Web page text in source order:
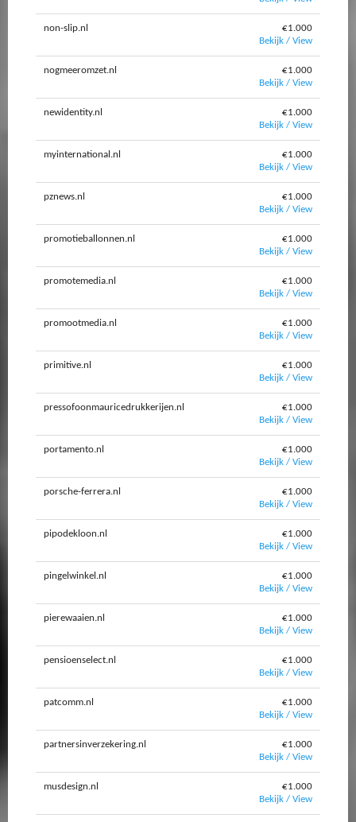
non-slip.nl
€1.000
Bekijk / View
nogmeeromzet.nl
€1.000
Bekijk / View
newidentity.nl
€1.000
Bekijk / View
myinternational.nl
€1.000
Bekijk / View
pznews.nl
€1.000
Bekijk / View
promotieballonnen.nl
€1.000
Bekijk / View
promotemedia.nl
€1.000
Bekijk / View
promootmedia.nl
€1.000
Bekijk / View
primitive.nl
€1.000
Bekijk / View
pressofoonmauricedrukkerijen.nl
€1.000
Bekijk / View
portamento.nl
€1.000
Bekijk / View
porsche-ferrera.nl
€1.000
Bekijk / View
pipodekloon.nl
€1.000
Bekijk / View
pingelwinkel.nl
€1.000
Bekijk / View
pierewaaien.nl
€1.000
Bekijk / View
pensioenselect.nl
€1.000
Bekijk / View
patcomm.nl
€1.000
Bekijk / View
partnersinverzekering.nl
€1.000
Bekijk / View
musdesign.nl
€1.000
Bekijk / View